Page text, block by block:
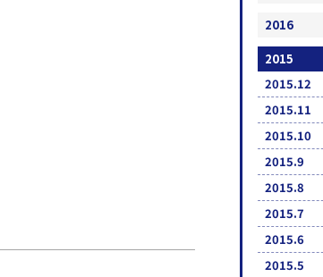
2016
2015
2015.12
2015.11
2015.10
2015.9
2015.8
2015.7
2015.6
2015.5